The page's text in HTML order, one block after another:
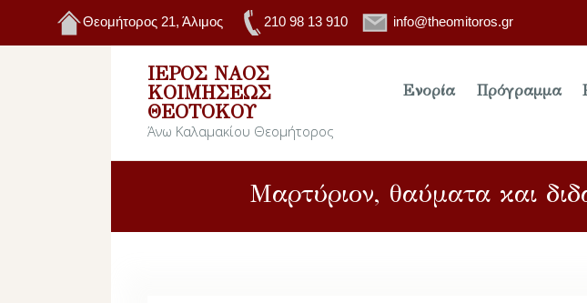
Θεομήτορος 21, Άλιμος 210 98 13 910 info@theomitoros.gr
ΙΕΡΌΣ ΝΑΌΣ
ΚΟΙΜΉΣΕΩΣ
ΘΕΟΤΌΚΟΥ
Άνω Καλαμακίου Θεομήτορος
Ενορία Πρόγραμμα
Μαρτύριον, θαύματα και